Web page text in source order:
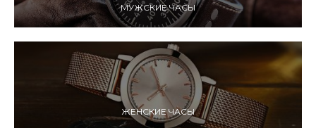
МУЖСКИЕ ЧАСЫ
ЖЕНСКИЕ ЧАСЫ